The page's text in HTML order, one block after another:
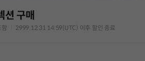
션 구매
2999.12.31 14:59(UTC) 이후 할인 종료